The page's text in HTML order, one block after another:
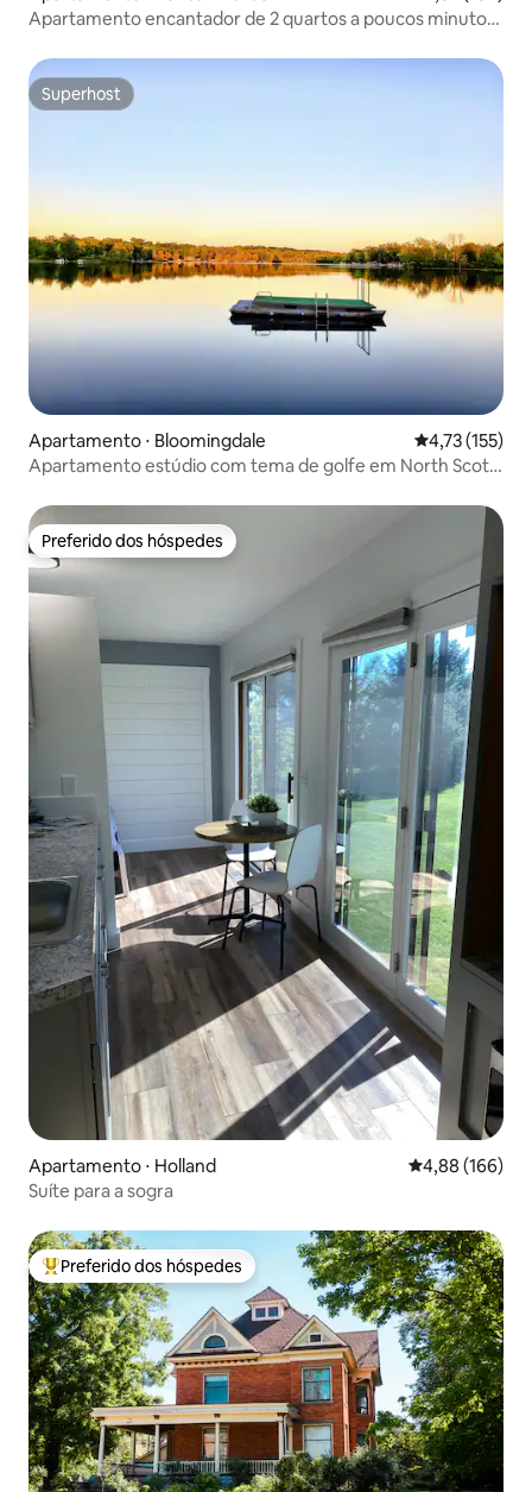
Apartamento encantador de 2 quartos a poucos minutos
Superhost
Superhost
Apartamento ⋅ Bloomingdale 4,73 de uma
4,73 (155)
Apartamento estúdio com tema de golfe em North Scott
Preferido dos hóspedes
Preferido dos hóspedes
Apartamento ⋅ Holland 4,88 de uma
4,88 (166)
Suíte para a sogra
Entre os melhores preferidos dos hóspedes
Preferido dos hóspedes